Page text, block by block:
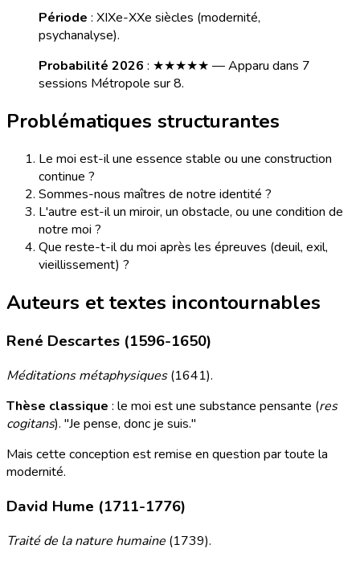
Période : XIXe-XXe siècles (modernité,
psychanalyse).
Probabilité 2026 : ★★★★★ — Apparu dans 7
sessions Métropole sur 8.
Problématiques structurantes
Le moi est-il une essence stable ou une construction
continue ?
Sommes-nous maîtres de notre identité ?
L'autre est-il un miroir, un obstacle, ou une condition de
notre moi ?
Que reste-t-il du moi après les épreuves (deuil, exil,
vieillissement) ?
Auteurs et textes incontournables
René Descartes (1596-1650)
Méditations métaphysiques(1641).
Thèse classique : le moi est une substance pensante (res
cogitans). "Je pense, donc je suis."
Mais cette conception est remise en question par toute la
modernité.
David Hume (1711-1776)
Traité de la nature humaine (1739).